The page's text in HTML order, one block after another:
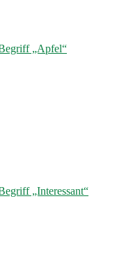
„Apfel“
„Interessant“